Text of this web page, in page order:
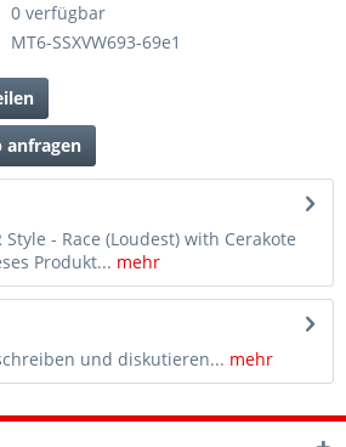
0 verfügbar
MT6-SSXVW693-69e1
anfragen
Style - Race (Loudest) with Cerakote
Produkt... mehr
und diskutieren... mehr